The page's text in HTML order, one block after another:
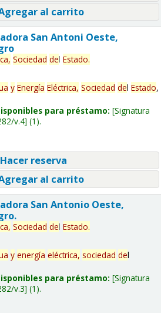
al carrito
San Antoni Oeste,
Sociedad del Estado.
y Energía Eléctrica, Sociedad del Estado,
para préstamo: Signatura
v.4 (1).
reserva
al carrito
San Antonio Oeste,
Sociedad del Estado.
y energía eléctrica, sociedad del
para préstamo: Signatura
v.3 (1).